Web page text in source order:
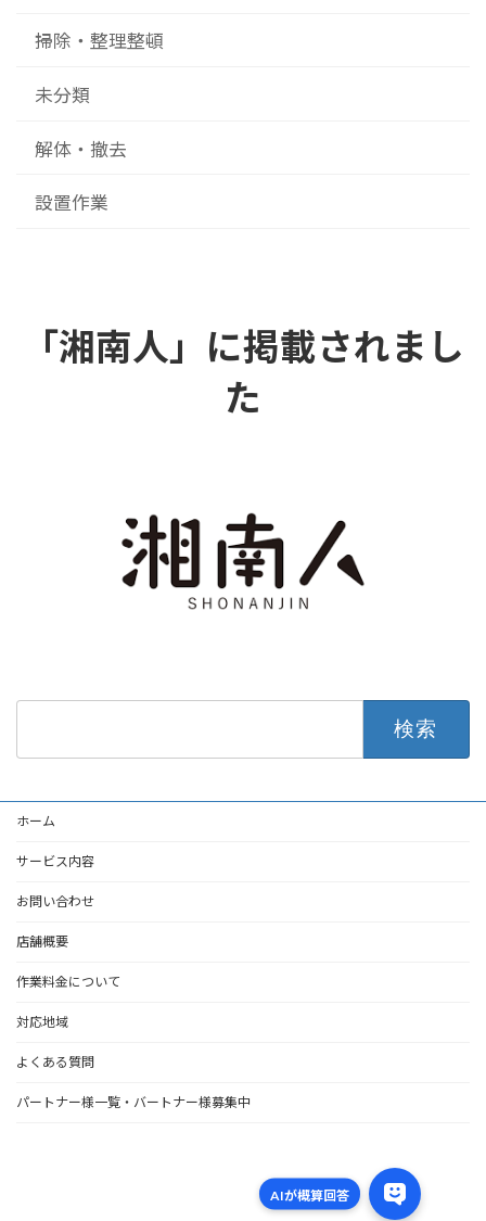
掃除・整理整頓
未分類
解体・撤去
設置作業
「湘南人」に掲載されまし
た
ホーム
サービス内容
お問い合わせ
店舗概要
作業料金について
対応地域
よくある質問
パートナー様一覧・バートナー様募集中